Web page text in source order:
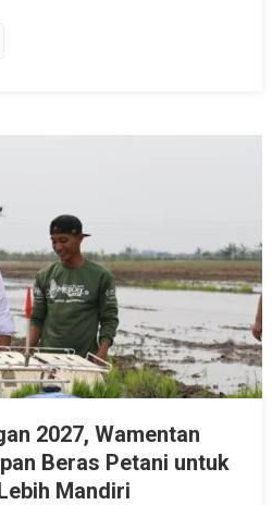
2027, Wamentan
Beras Petani untuk
Mandiri